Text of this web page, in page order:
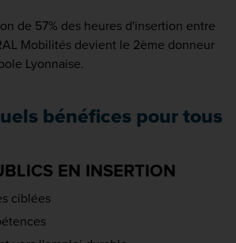
de 57% des heures d'insertion entre
Mobilités devient le 2ème donneur
Lyonnaise.
bénéfices pour tous
EN INSERTION
ciblées